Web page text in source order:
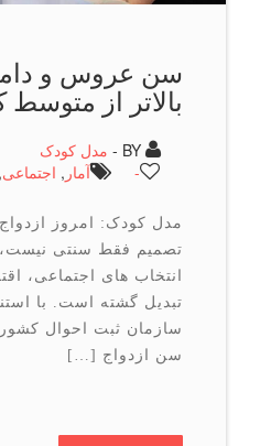
سن عروس و
بالاتر از متوسط کشور
مدل کودک
آمار
اجتماعی ,اقتصاد ,
مدل کودک: امروز ازدواج در
تصمیم فقط سنتی نیست، بلکه به
انتخاب های اجتماعی، اقتصادی
تبدیل گشته است. با استناد به
سازمان ثبت احوال کشور و
سن ازدواج […]